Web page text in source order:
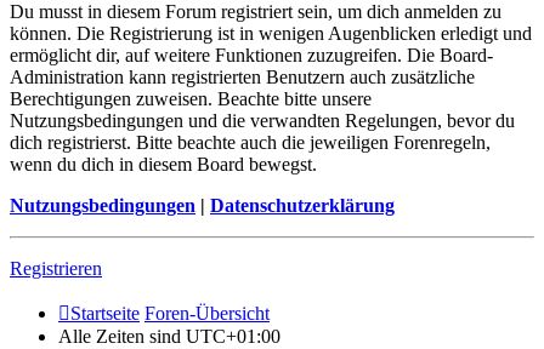
Du musst in diesem Forum registriert sein, um dich anmelden zu
können. Die Registrierung ist in wenigen Augenblicken erledigt und
ermöglicht dir, auf weitere Funktionen zuzugreifen. Die Board-
Administration kann registrierten Benutzern auch zusätzliche
Berechtigungen zuweisen. Beachte bitte unsere
Nutzungsbedingungen und die verwandten Regelungen, bevor du
dich registrierst. Bitte beachte auch die jeweiligen Forenregeln,
wenn du dich in diesem Board bewegst.
Nutzungsbedingungen | Datenschutzerklärung
Registrieren
Startseite Foren-Übersicht
Alle Zeiten sind UTC+01:00